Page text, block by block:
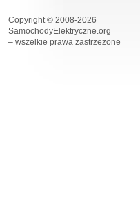
Copyright © 2008-2026
SamochodyElektryczne.org
– wszelkie prawa zastrzeżone